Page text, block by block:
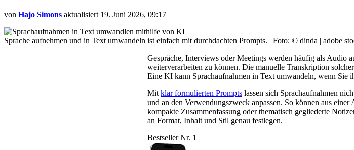
von Hajo Simons aktualisiert 19. Juni 2026, 09:17
Sprache aufnehmen und in Text umwandeln ist einfach mit durchdachten Prompts. | Foto: © dinda | adobe
Gespräche, Interviews oder Meetings werden häufig als Audio
weiterverarbeiten zu können. Die manuelle Transkription
Eine KI kann Sprachaufnahmen in Text umwandeln, wenn Sie
Mit klar formulierten Prompts lassen sich Sprachaufnahmen
und an den Verwendungszweck anpassen. So können aus
kompakte Zusammenfassung oder thematisch gegliederte
an Format, Inhalt und Stil genau festlegen.
Bestseller Nr. 1